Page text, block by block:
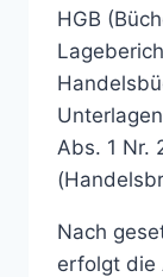
HGB
Abs. 1 Nr.
Nach
erfolgt die